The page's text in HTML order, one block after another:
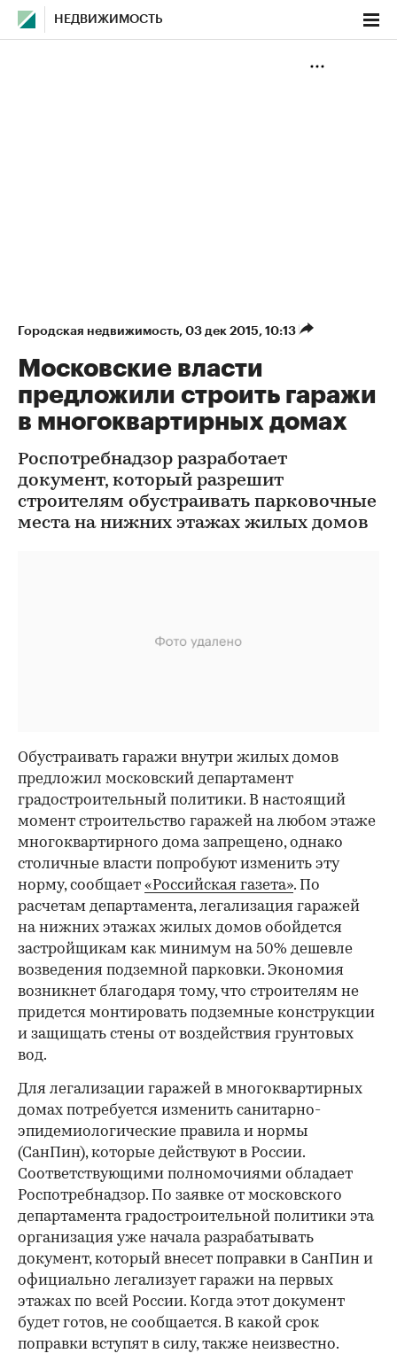
НЕДВИЖИМОСТЬ
Городская недвижимость⁠, 03 дек 2015, 10:13
Московские власти
предложили строить гаражи
в многоквартирных домах
Роспотребнадзор разработает
документ, который разрешит
строителям обустраивать парковочные
места на нижних этажах жилых домов
Обустраивать гаражи внутри жилых домов
предложил московский департамент
градостроительный политики. В настоящий
момент строительство гаражей на любом этаже
многоквартирного дома запрещено, однако
столичные власти попробуют изменить эту
норму, сообщает «Российская газета». По
расчетам департамента, легализация гаражей
на нижних этажах жилых домов обойдется
застройщикам как минимум на 50% дешевле
возведения подземной парковки. Экономия
возникнет благодаря тому, что строителям не
придется монтировать подземные конструкции
и защищать стены от воздействия грунтовых
вод.
Для легализации гаражей в многоквартирных
домах потребуется изменить санитарно-
эпидемиологические правила и нормы
(СанПин), которые действуют в России.
Соответствующими полномочиями обладает
Роспотребнадзор. По заявке от московского
департамента градостроительной политики эта
организация уже начала разрабатывать
документ, который внесет поправки в СанПин и
официально легализует гаражи на первых
этажах по всей России. Когда этот документ
будет готов, не сообщается. В какой срок
поправки вступят в силу, также неизвестно.